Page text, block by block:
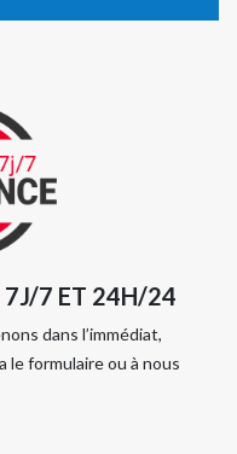
7J/7 ET 24H/24
dans l’immédiat,
le formulaire ou à nous